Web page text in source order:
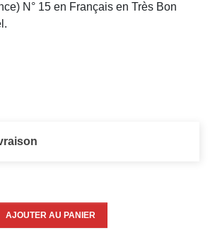
N° 15 en Français en Très Bon
AJOUTER AU PANIER